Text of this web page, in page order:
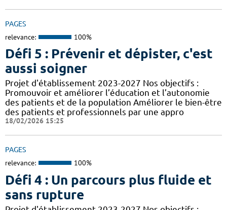
PAGES
relevance: 100%
Défi 5 : Prévenir et dépister, c'est
aussi soigner
Projet d'établissement 2023-2027 Nos objectifs :
Promouvoir et améliorer l’éducation et l’autonomie
des patients et de la population Améliorer le bien-être
des patients et professionnels par une appro
18/02/2026 15:25
PAGES
relevance: 100%
Défi 4 : Un parcours plus fluide et
sans rupture